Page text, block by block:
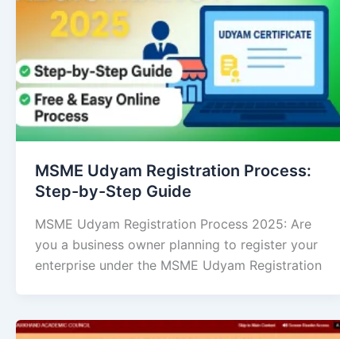
MSME Udyam Registration Process:
Step-by-Step Guide
MSME Udyam Registration Process 2025: Are
you a business owner planning to register your
enterprise under the MSME Udyam Registration